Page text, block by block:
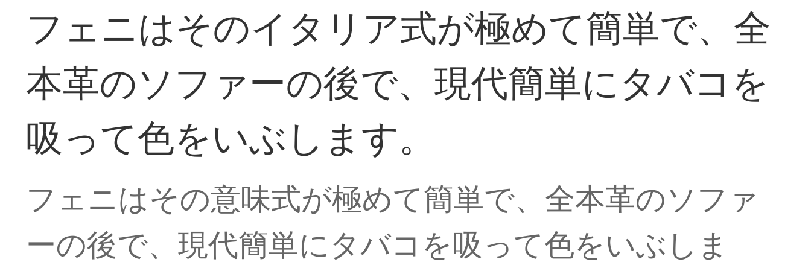
フェニはそのイタリア式が極めて簡単で、全
本革のソファーの後で、現代簡単にタバコを
吸って色をいぶします。
フェニはその意味式が極めて簡単で、全本革のソファ
ーの後で、現代簡単にタバコを吸って色をいぶしま